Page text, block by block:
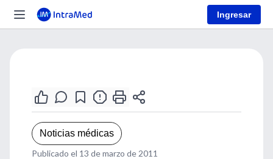
Ingresar
Noticias médicas
Publicado el 13 de marzo de 2011